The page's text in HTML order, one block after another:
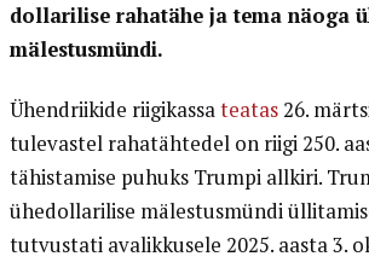
dollarilise rahatähe ja tema näoga
mälestusmündi.
Ühendriikide riigikassateatas26.
tulevastel rahatähtedel on riigi 250.
tähistamise puhuks Trumpi allkiri.
ühedollarilise mälestusmündi
tutvustati avalikkusele 2025. aasta 3.